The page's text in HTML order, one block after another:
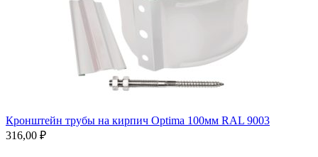
Кронштейн трубы на кирпич Optima 100мм RAL 9003
316,00 ₽